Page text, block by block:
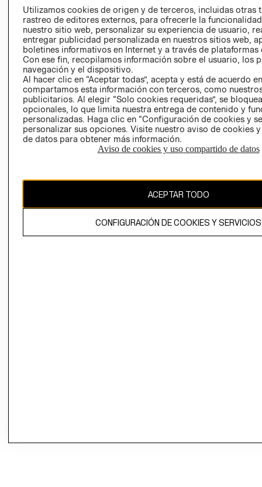
PETICIONES
QUEJAS Y
RECLAMOS
Colombia ($)
CAMBIAR REGIÓN
El contenido de esta página web está protegido por copyright y es
propiedad de H&M Hennes & Mauritz AB.
Utilizamos cookies de origen y de terceros, incluidas otras
rastreo de editores externos, para ofrecerle la
nuestro sitio web, personalizar su experiencia de usuario,
entregar publicidad personalizada en nuestros sitios web,
boletines informativos en Internet y a través de plataformas
Con ese fin, recopilamos información sobre el usuario, los
navegación y el dispositivo.
Al hacer clic en “Aceptar todas”, acepta y está de acuerdo
compartamos esta información con terceros, como
publicitarios. Al elegir “Solo cookies requeridas”, se
opcionales, lo que limita nuestra entrega de contenido y
personalizadas. Haga clic en “Configuración de cookies y
personalizar sus opciones. Visite nuestro aviso de cookies
de datos para obtener más información.
Aviso de cookies y uso compartido de datos
ACEPTAR TODO
CONFIGURACIÓN DE COOKIES Y SERVICIOS